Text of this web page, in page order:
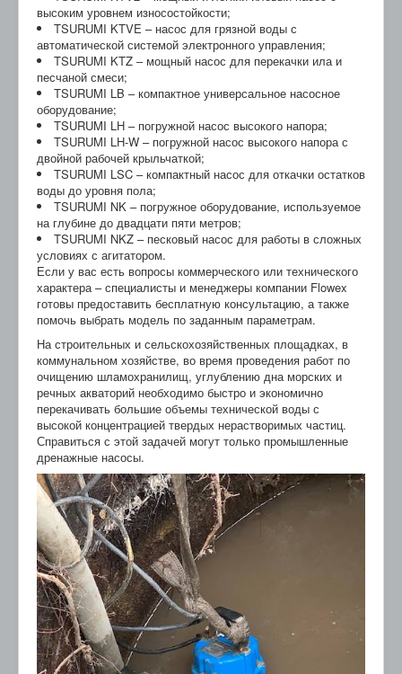
высоким уровнем износостойкости;
TSURUMI KTVE – насос для грязной воды с
автоматической системой электронного управления;
TSURUMI KTZ – мощный насос для перекачки ила и
песчаной смеси;
TSURUMI LB – компактное универсальное насосное
оборудование;
TSURUMI LH – погружной насос высокого напора;
TSURUMI LH-W – погружной насос высокого напора с
двойной рабочей крыльчаткой;
TSURUMI LSC – компактный насос для откачки остатков
воды до уровня пола;
TSURUMI NK – погружное оборудование, используемое
на глубине до двадцати пяти метров;
TSURUMI NKZ – песковый насос для работы в сложных
условиях с агитатором.
Если у вас есть вопросы коммерческого или технического
характера – специалисты и менеджеры компании Flowex
готовы предоставить бесплатную консультацию, а также
помочь выбрать модель по заданным параметрам.
На строительных и сельскохозяйственных площадках, в
коммунальном хозяйстве, во время проведения работ по
очищению шламохранилищ, углублению дна морских и
речных акваторий необходимо быстро и экономично
перекачивать большие объемы технической воды с
высокой концентрацией твердых нерастворимых частиц.
Справиться с этой задачей могут только промышленные
дренажные насосы.